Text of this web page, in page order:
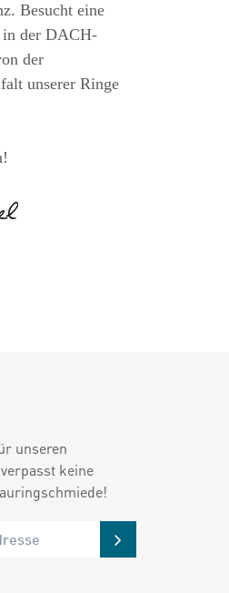
Besucht eine
in der DACH-
der
unserer Ringe
unseren
keine